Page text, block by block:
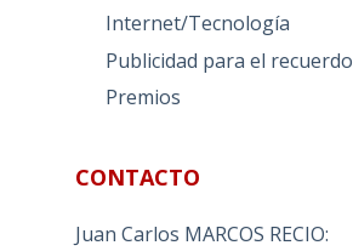
Internet/Tecnología
Publicidad para el recuerdo
Premios
CONTACTO
Juan Carlos MARCOS RECIO: